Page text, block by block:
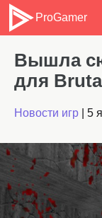
ProGamer
Вышла
для
Новости игр 5